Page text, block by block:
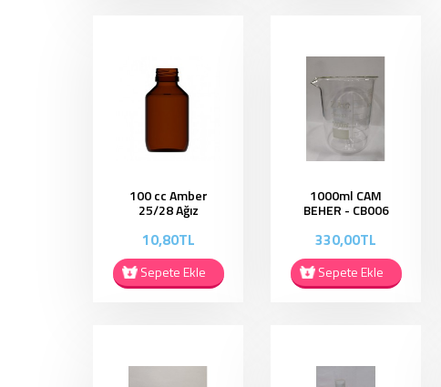
100 cc Amber
25/28 Ağız
Kapaklı ŞiŞe -
ES029
10,80TL
Sepete Ekle
1000ml CAM
BEHER - CB006
330,00TL
Sepete Ekle